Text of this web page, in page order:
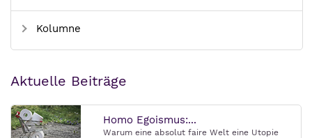
Kolumne
Aktuelle Beiträge
Homo Egoismus:...
Warum eine absolut faire Welt eine Utopie